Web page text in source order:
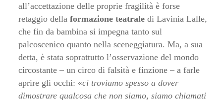
all’accettazione delle proprie fragilità è forse
retaggio della formazione teatraledi Lavinia Lalle,
che fin da bambina si impegna tanto sul
palcoscenico quanto nella sceneggiatura. Ma, a sua
detta, è stata soprattutto l’osservazione del mondo
circostante – un circo di falsità e finzione – a farle
aprire gli occhi: «ci troviamo spesso a dover
dimostrare qualcosa che non siamo, siamo chiamati